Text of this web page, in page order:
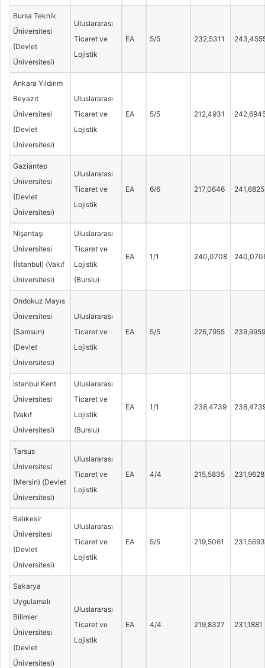
Bursa Teknik
Üniversitesi
(Devlet
Üniversitesi)
Uluslararası
Ticaret ve
Lojistik
EA 5/5 232,5311
Ankara Yıldırım
Beyazıt
Üniversitesi
(Devlet
Üniversitesi)
Uluslararası
Ticaret ve
Lojistik
EA 5/5 212,4931
Gaziantep
Üniversitesi
(Devlet
Üniversitesi)
Uluslararası
Ticaret ve
Lojistik
EA 6/6 217,0646 241,6825
Nişantaşı
Üniversitesi
(İstanbul) (Vakıf
Üniversitesi)
Uluslararası
Ticaret ve
Lojistik
(Burslu)
EA 1/1 240,0708
Ondokuz Mayıs
Üniversitesi
(Samsun)
(Devlet
Üniversitesi)
Uluslararası
Ticaret ve
Lojistik
EA 5/5 226,7955 239,9959
İstanbul Kent
Üniversitesi
(Vakıf
Üniversitesi)
Uluslararası
Ticaret ve
Lojistik
(Burslu)
EA 1/1 238,4739
Tarsus
Üniversitesi
(Mersin) (Devlet
Üniversitesi)
Uluslararası
Ticaret ve
Lojistik
EA 4/4 215,5835 231,9628
Balıkesir
Üniversitesi
(Devlet
Üniversitesi)
Uluslararası
Ticaret ve
Lojistik
EA 5/5 219,5061 231,5693
Sakarya
Uygulamalı
Bilimler
Üniversitesi
(Devlet
Üniversitesi)
Uluslararası
Ticaret ve
Lojistik
EA 4/4 219,8327 231,1881